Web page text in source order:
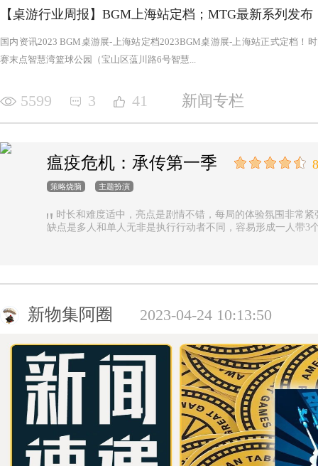
【桌游行业周报】BGM上海站定档；MTG最新系列发布
国内资讯2023 BGM桌游展-上海站定档2023BGM桌游展-上海站正式定档！
赛末点智慧湾篮球公园（宝山区蕰川路6号智慧...
5599 3 41 新闻专栏
瘟疫危机：承传第一季
策略烧脑 主题扮演
时长和难度适中，亮点是剧情不错，每局的体验氛围非常
缺点是多人和单人无非是执行行动者不同，容易形成一人带3
新物集阿圈 2023-04-24 10:13:50